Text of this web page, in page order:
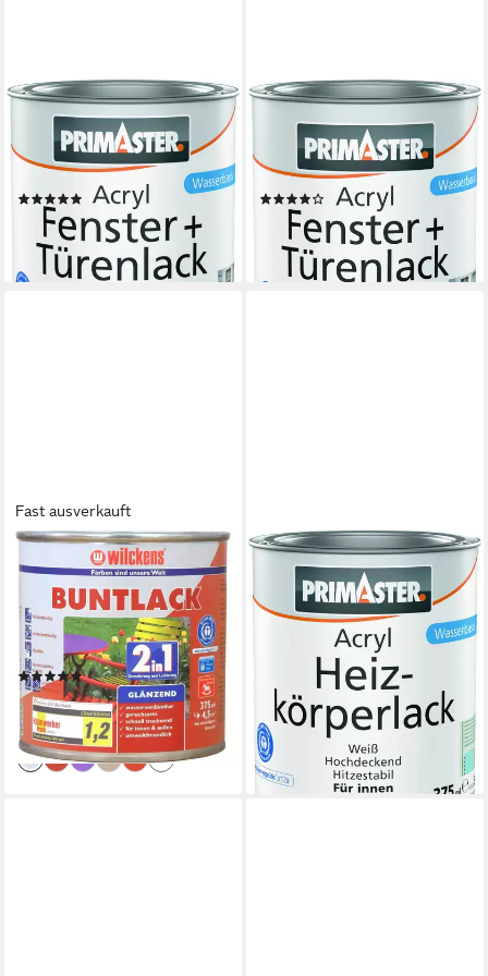
PRIMASTER
Acryl-Buntlack Primaster
Acryl Fenster + Türenlack
weiß glänzend
(1)
11,64 €
(31,04 €/ 1 l)
lieferbar - in 2-3 Werktagen bei dir
PRIMASTER
Acryl-Buntlack Primaster
Acryl Fenster + Türenlack
weiß
(1)
17,79 €
(23,72 €/ 1 l)
lieferbar - in 2-3 Werktagen bei dir
Fast ausverkauft
WILCKENS FARBEN
Acryl-Buntlack Buntlack 2in1
glänzend Lack 375ml,
Grundierung und Decklack in
einem
(2)
14,25 €
(38,00 €/ 1 l)
lieferbar - in 2-3 Werktagen bei dir
+7
PRIMASTER
Acryl-Buntlack Primaster
Acryl Heizkörperlack weiß
glänzend 375
(28,37 €/ 1 l)
lieferbar - in 2-3 Werktagen bei dir